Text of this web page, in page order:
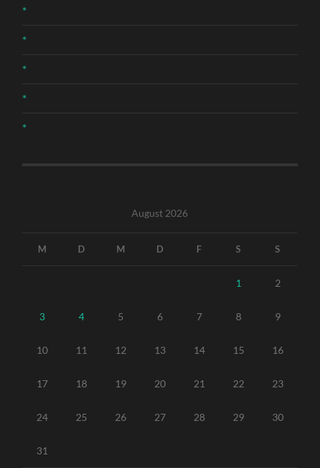
*
*
*
*
*
August 2026
M D M D F S S
1 2
3 4 5 6 7 8 9
10 11 12 13 14 15 16
17 18 19 20 21 22 23
24 25 26 27 28 29 30
31